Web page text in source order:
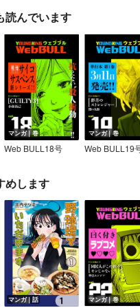
読んでいます
マンガ｜巻
Web BULL18号
マンガ｜巻
Web BULL19
めします
マンガ｜話 マンガ｜巻